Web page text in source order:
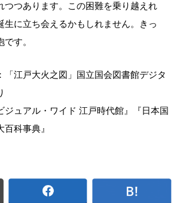
つつあります。この困難を乗り越えれ
生に立ち会えるかもしれません。きっ
す。
「江戸大火之図」国立国会図書館デジタ
ジュアル・ワイド 江戸時代館』『日本国
科事典』